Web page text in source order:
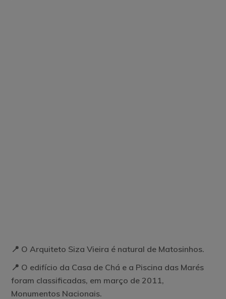
📍 O Arquiteto Siza Vieira é natural de Matosinhos.
📍 O edifício da Casa de Chá e a Piscina das Marés
foram classificadas, em março de 2011,
Monumentos Nacionais.